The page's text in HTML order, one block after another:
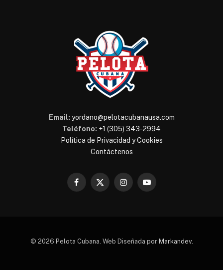
Email: yordano@pelotacubanausa.com
Teléfono: +1 (305) 343-2994
Política de Privacidad y Cookies
Contáctenos
Facebook
X
InstagramYouTube
© 2026 Pelota Cubana. Web Diseñada por Markandev.